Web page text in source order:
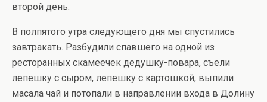
второй день.
В полпятого утра следующего дня мы спустились
завтракать. Разбудили спавшего на одной из
ресторанных скамеечек дедушку-повара, съели
лепешку с сыром, лепешку с картошкой, выпили
масала чай и потопали в направлении входа в Долину